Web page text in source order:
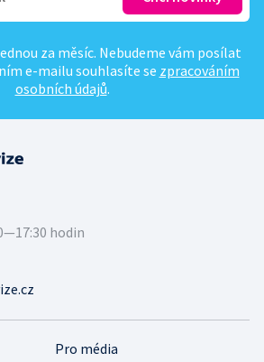
za měsíc. Nebudeme vám posílat
e-mailu souhlasíte se zpracováním
osobních údajů.